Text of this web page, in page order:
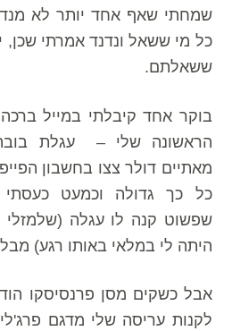
שמחתי שאף אחד יותר לא
כל מי ששאל ונדנד אמרתי שכן,
ששאלתם.
בוקר אחד קיבלתי במייל
הראשונה שלי – עגלת
מאתיים דולר צצו בחשבון
כל כך גדולה וכמעט
שפשוט קנה לו עגלה (שלמזלי
היתה לי במלאי באותו רגע)
אבל כשקים מסן פרנסיסקו
לקנות עריסה שלי מדגם